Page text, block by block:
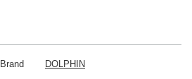
Brand DOLPHIN